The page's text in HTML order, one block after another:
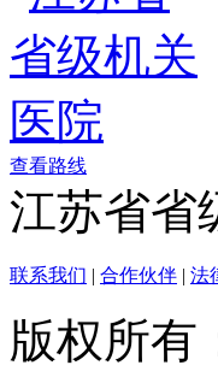
查看路线
江苏省省
联系我们 | 合作伙伴 | 法
版权所有